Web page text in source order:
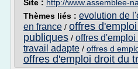
Site : http://www.assemblee-
Thèmes liés : evolution de
en france / offres
publiques / offres
travail adapte / offres d
offres d'emploi droit du